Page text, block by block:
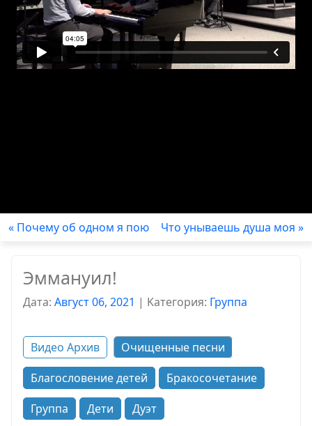
« Почему об одном я пою Что унываешь душа моя »
Эммануил!
Дата: Август 06, 2021 | Kатегория: Группа
Видео Архив
Очищенные песни
Благословение детей
Бракосочетание
Группа
Дети
Дуэт